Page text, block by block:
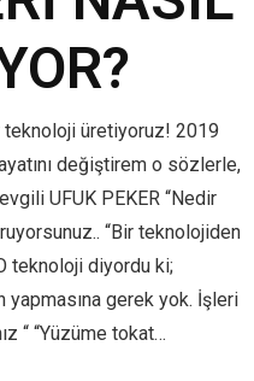
üretiyoruz! 2019
değiştirem o sözlerle,
UFUK PEKER “Nedir
“Bir teknolojiden
teknoloji diyordu ki;
yapmasına gerek yok. İşleri
“ “Yüzüme tokat…